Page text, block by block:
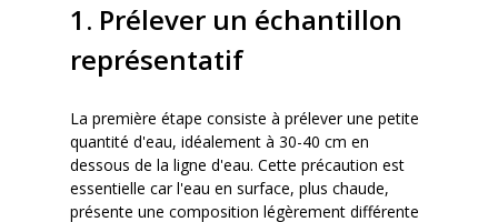
1. Prélever un échantillon
représentatif
La première étape consiste à prélever une petite
quantité d'eau, idéalement à 30-40 cm en
dessous de la ligne d'eau. Cette précaution est
essentielle car l'eau en surface, plus chaude,
présente une composition légèrement différente